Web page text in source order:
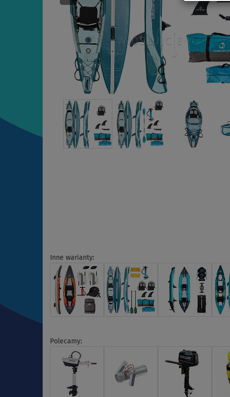
Inne warianty:
Polecamy: